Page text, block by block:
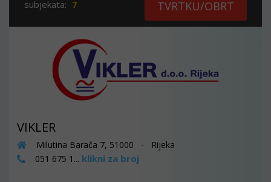
subjekata: 7
TVRTKU/OBRT
VIKLER
Milutina Barača 7, 51000 - Rijeka
051 675 1... klikni za broj